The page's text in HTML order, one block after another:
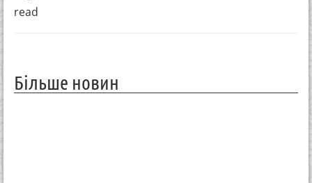
read
Більше новин